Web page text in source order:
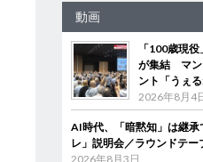
動画
「100歳現
が集結 マン
ント「うぇ
2026年8月4
AI時代、「暗黙知」は継
レ」説明会／ラウンドテー
2026年8月3日